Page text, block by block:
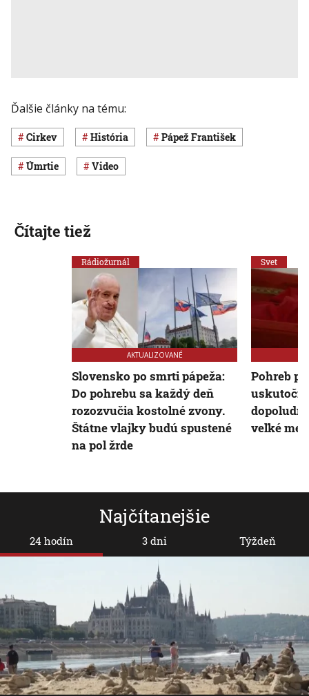
Ďalšie články na tému:
cirkev história pápež František
úmrtie Video
Najčítanejšie
24 hodín 3 dni Týždeň
Čítajte tiež
Rádiožurnál
AKTUALIZOVANÉ
Slovensko po smrti pápeža:
Do pohrebu sa každý deň
rozozvučia kostolné zvony.
Štátne vlajky budú spustené
na pol žrde
Svet
Pohreb
veľké